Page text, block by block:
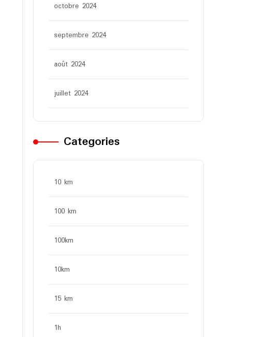
octobre 2024
septembre 2024
août 2024
juillet 2024
Categories
10 km
100 km
100km
10km
15 km
1h